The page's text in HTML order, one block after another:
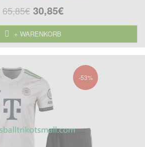
65,85€ 30,85€
+ WARENKORB
-53%